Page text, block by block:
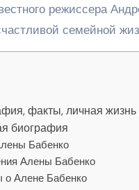
режиссера
семейной
факты, личная
биография
Бабенко
Алены Бабенко
о Алене Бабенко